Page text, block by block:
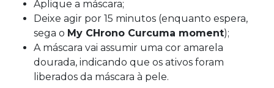
Aplique a máscara;
Deixe agir por 15 minutos (enquanto espera,
sega o My CHrono Curcuma moment);
A máscara vai assumir uma cor amarela
dourada, indicando que os ativos foram
liberados da máscara à pele.